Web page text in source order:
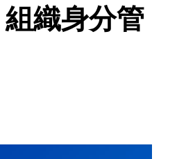
織身分管